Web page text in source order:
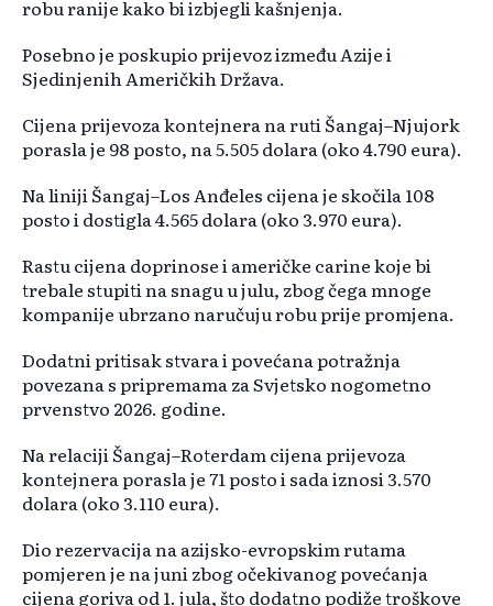
robu ranije kako bi izbjegli kašnjenja.
Posebno je poskupio prijevoz između Azije i
Sjedinjenih Američkih Država.
Cijena prijevoza kontejnera na ruti Šangaj–Njujork
porasla je 98 posto, na 5.505 dolara (oko 4.790 eura).
Na liniji Šangaj–Los Anđeles cijena je skočila 108
posto i dostigla 4.565 dolara (oko 3.970 eura).
Rastu cijena doprinose i američke carine koje bi
trebale stupiti na snagu u julu, zbog čega mnoge
kompanije ubrzano naručuju robu prije promjena.
Dodatni pritisak stvara i povećana potražnja
povezana s pripremama za Svjetsko nogometno
prvenstvo 2026. godine.
Na relaciji Šangaj–Roterdam cijena prijevoza
kontejnera porasla je 71 posto i sada iznosi 3.570
dolara (oko 3.110 eura).
Dio rezervacija na azijsko-evropskim rutama
pomjeren je na juni zbog očekivanog povećanja
cijena goriva od 1. jula, što dodatno podiže troškove